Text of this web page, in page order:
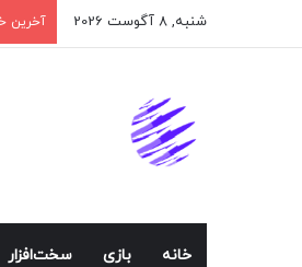
شنبه, 8 آگوست 2026 آخرین
خانه بازی سخت‌افزار